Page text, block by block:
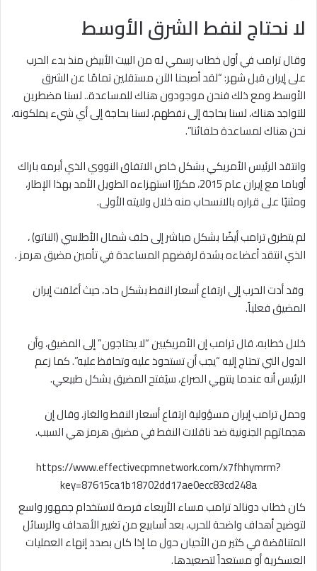
لا نحتاج لنفط الشرق الأوسط
وقال ترامب في أول خطاب رسمي له من البيت الأبيض منذ بدء الحرب
على إيران قبل شهر: “لقد أصبحنا الآن مستقلين تمامًا عن الشرق
الأوسط، ومع ذلك فنحن موجودون هناك للمساعدة.. لسنا مضطرين
للتواجد هناك، لسنا بحاجة إلى نفطهم، لسنا بحاجة إلى أي شيء يملكونه،
نحن هناك لمساعدة حلفائنا”.
وانتقد الرئيس الأمريكي بشكل خاص الاتفاق النووي الذي أبرمه باراك
أوباما مع إيران عام 2015، مكررًا استهزاءه الطويل الأمد بهذا الإطار،
ومثنيًا على قراره بالانسحاب منه خلال ولايته الأولى.
لم يتطرق ترامب أيضًا بشكل مباشر إلى حلف شمال الأطلسي (الناتو) ،
الذي انتقد أعضاءه بشدة لرفضهم المساعدة في تأمين مضيق هرمز .
وقد أدت الحرب إلى ارتفاع أسعار النفط بشكل حاد، حيث أغلقت إيران
المضيق فعلياً.
خلال خطابه، قال ترامب إن الأمريكيين “لا يحتاجون” إلى المضيق، وأن
الدول التي تحتاج إليه “يجب أن تستحوذ عليه وتحافظ عليه”. كما زعم
الرئيس أنه عندما ينتهي الصراع، سيُفتح المضيق بشكل طبيعي.
وحمل ترامب إيران مسؤولية ارتفاع أسعار النفط والغاز، وقال إن
هجماتهم الجنونية ضد ناقلات النفط في مضيق هرمز هي السبب.
https://www.effectivecpmnetwork.com/x7fhhymrm?
key=87615ca1b18702dd17ae0ecc83cd248a
كان خطاب دونالد ترامب مساء الأربعاء فرصة لاستخدام جمهور واسع
لتوضيح أهداف واضحة للحرب، بعد أسابيع من تغيير الأهداف والرسائل
المتناقضة في كثير من الأحيان حول ما إذا كان بصدد إنهاء العمليات
العسكرية أو مستعداً لتصعيدها.